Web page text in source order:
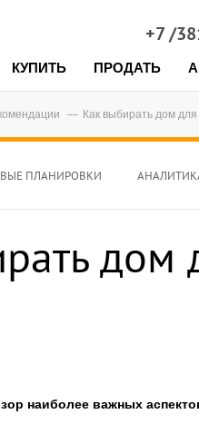
+7 /
КУПИТЬ ПРОДАТЬ
Как выбирать дом для
ПЛАНИРОВКИ
дом
наиболее важных